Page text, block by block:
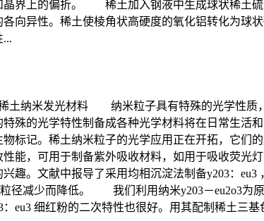
界上的偏折。 稀土加入钢液中生成球状稀土
向异性。稀土使棱角状高硬度的氧化铝转化为
...
纳米发光材料 纳米粒子具有特殊的光学性质
殊的光学特性制备成各种光学材料将在日常生活
标记。稀土纳米粒子的光学应用正在开拓，它们
能，可用于制备紫外吸收材料，如用于吸收荧光
。文献中报导了采用均相沉淀法制备y203：eu3
径减少而降低。 我们利用纳米y203－eu2o3为
eu3 细红粉的二次特性也很好。用其配制稀土三